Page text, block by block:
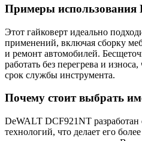
Примеры использования
Этот гайковерт идеально
применений, включая сборку
и ремонт автомобилей.
работать без перегрева и
срок службы инструмента.
Почему стоит выбрать
DeWALT DCF921NT
технологий, что делает его